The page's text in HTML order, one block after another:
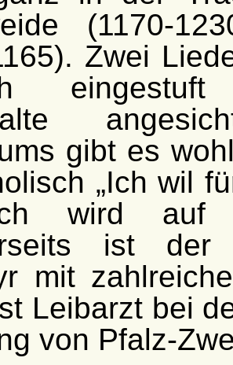
(1170-
Zwei
gibt es
„Ich wil
wird auf
ist der
mit
Leibarzt bei
von Pfalz-